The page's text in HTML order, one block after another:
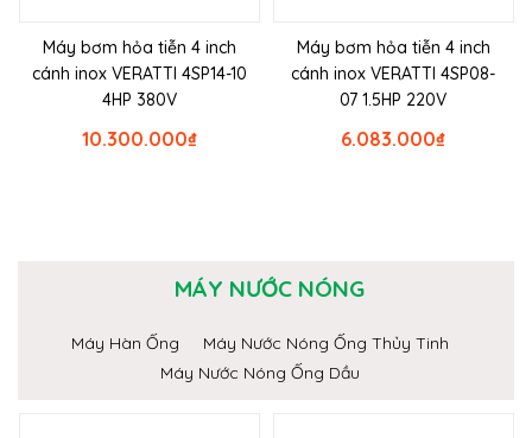
Máy bơm hỏa tiễn 4 inch
cánh inox VERATTI 4SP14-10
4HP 380V
₫
10.300.000
Máy bơm hỏa tiễn 4 inch
cánh inox VERATTI 4SP08-
07 1.5HP 220V
₫
6.083.000
MÁY NƯỚC NÓNG
Máy Hàn Ống
Máy Nước Nóng Ống Thủy Tinh
Máy Nước Nóng Ống Dầu